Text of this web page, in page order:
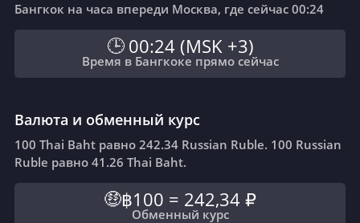
Бангкок на часа впереди Москва, где сейчас 00:24
🕒 00:24(MSK +3)
Время в Бангкоке прямо сейчас
Валюта и обменный курс
100 Thai Baht равно 242.34 Russian Ruble. 100 Russian
Ruble равно 41.26 Thai Baht.
🤑฿100 = 242,34 ₽
Обменный курс